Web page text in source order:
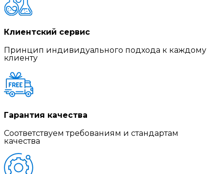
Клиентский сервис
Принцип индивидуального подхода к каждому
клиенту
Гарантия качества
Соответствуем требованиям и стандартам
качества